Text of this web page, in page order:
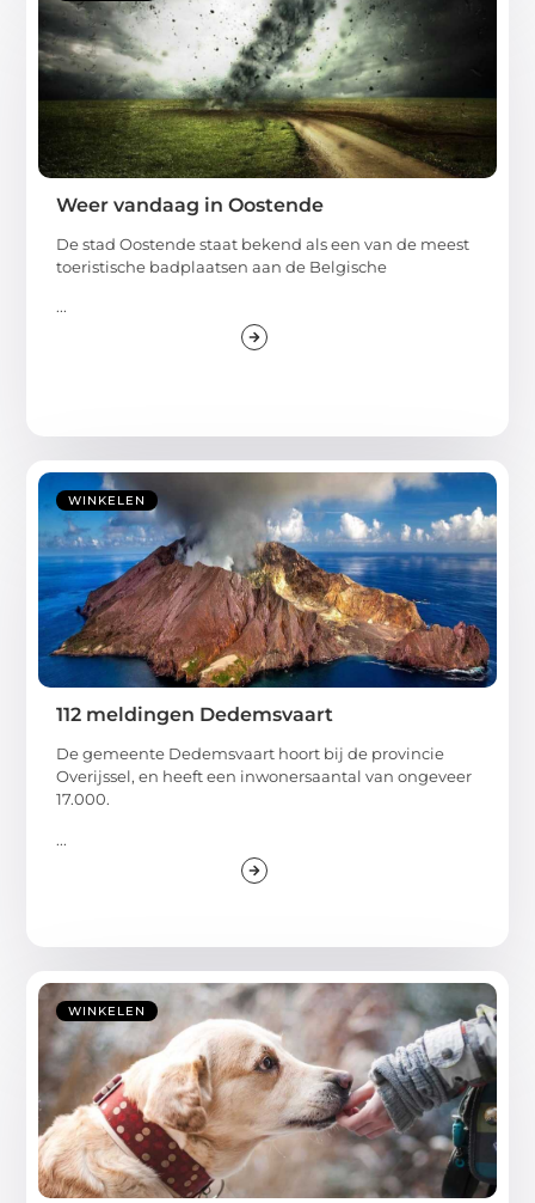
Weer vandaag in Oostende
De stad Oostende staat bekend als een van de meest
toeristische badplaatsen aan de Belgische
...
WINKELEN
112 meldingen Dedemsvaart
De gemeente Dedemsvaart hoort bij de provincie
Overijssel, en heeft een inwonersaantal van ongeveer
17.000.
...
WINKELEN